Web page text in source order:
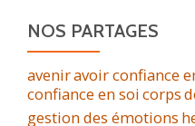
NOS PARTAGES
aveniravoir confiance
confiance en soicorps
gestion des émotions